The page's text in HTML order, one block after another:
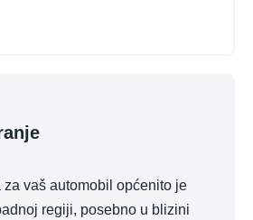
vaš automobil općenito je
regiji, posebno u blizini